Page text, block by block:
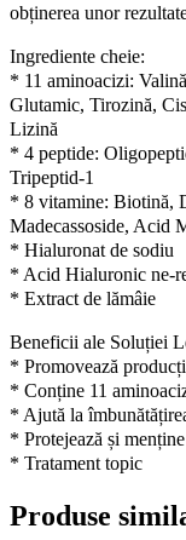
obținerea unor
Ingrediente cheie:
* 11 aminoacizi:
Glutamic, Tirozină,
Lizină
* 4 peptide:
Tripeptid-1
* 8 vitamine: Biotină,
Madecassoside, Acid
* Hialuronat de sodiu
* Acid Hialuronic ne-
* Extract de lămâie
Beneficii ale Soluției
* Promovează
* Conține 11
* Ajută la
* Protejează și
* Tratament topic
Produse